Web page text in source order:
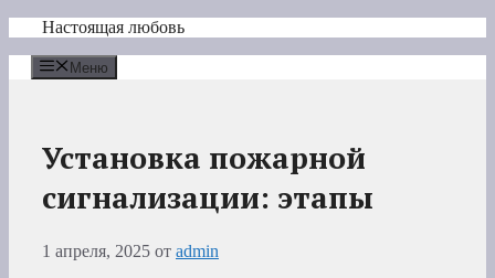
Перейти
содержимому
Настоящая любовь
Меню
Установка пожарной
сигнализации: этапы
1 апреля, 2025 от admin